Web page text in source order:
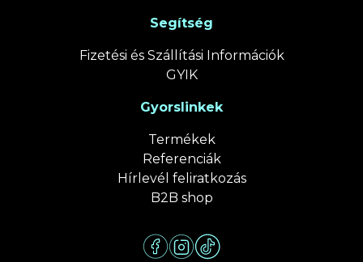
Segítség
Fizetési és Szállítási Információk
GYIK
Gyorslinkek
Termékek
Referenciák
Hírlevél feliratkozás
B2B shop